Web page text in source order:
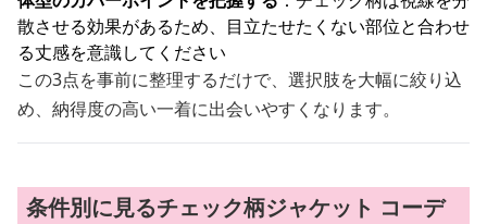
散させる効果があるため、目立たせたくない部位と合わせ
る丈感を意識してください
この3点を事前に整理するだけで、選択肢を大幅に絞り込
め、納得度の高い一着に出会いやすくなります。
条件別に見るチェック柄ジャケット コーデ